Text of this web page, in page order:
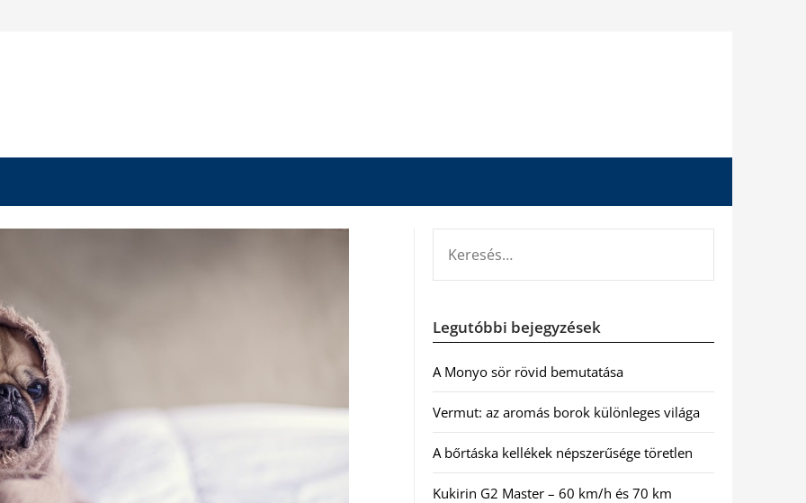
Legutóbbi bejegyzések
A Monyo sör rövid bemutatása
Vermut: az aromás borok különleges világa
A bőrtáska kellékek népszerűsége töretlen
Kukirin G2 Master – 60 km/h és 70 km